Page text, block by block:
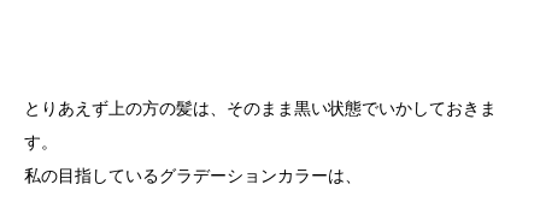
とりあえず上の方の髪は、そのまま黒い状態でいかしておきま
す。
私の目指しているグラデーションカラーは、